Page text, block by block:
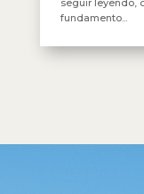
seguir leyendo,
fundamento...